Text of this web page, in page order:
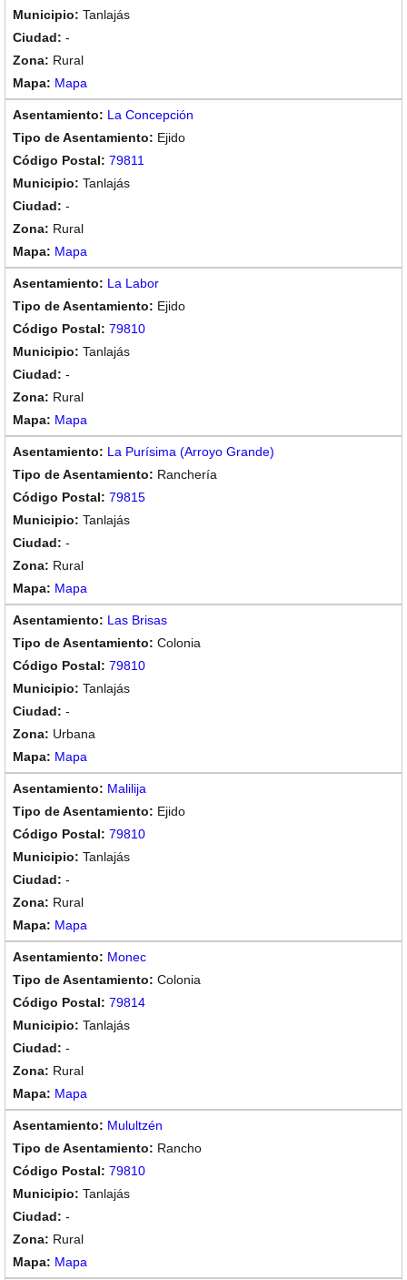
Tanlajás
-
Rural
Mapa
La Concepción
Ejido
79811
Tanlajás
-
Rural
Mapa
La Labor
Ejido
79810
Tanlajás
-
Rural
Mapa
La Purísima (Arroyo Grande)
Ranchería
79815
Tanlajás
-
Rural
Mapa
Las Brisas
Colonia
79810
Tanlajás
-
Urbana
Mapa
Malilija
Ejido
79810
Tanlajás
-
Rural
Mapa
Monec
Colonia
79814
Tanlajás
-
Rural
Mapa
Mulultzén
Rancho
79810
Tanlajás
-
Rural
Mapa